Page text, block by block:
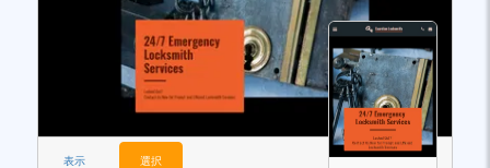
表示 選択